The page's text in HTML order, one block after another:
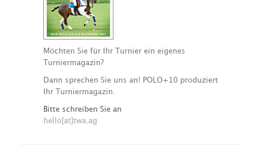
Möchten Sie für Ihr Turnier ein eigenes
Turniermagazin?
Dann sprechen Sie uns an! POLO+10 produziert
Ihr Turniermagazin.
Bitte schreiben Sie an
hello[at]twa.ag